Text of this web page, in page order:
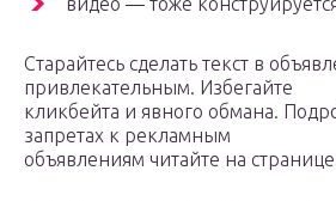
Старайтесь сделать текст в
привлекательным. Избегайте
кликбейта и явного обмана.
запретах к рекламным
объявлениям читайте на